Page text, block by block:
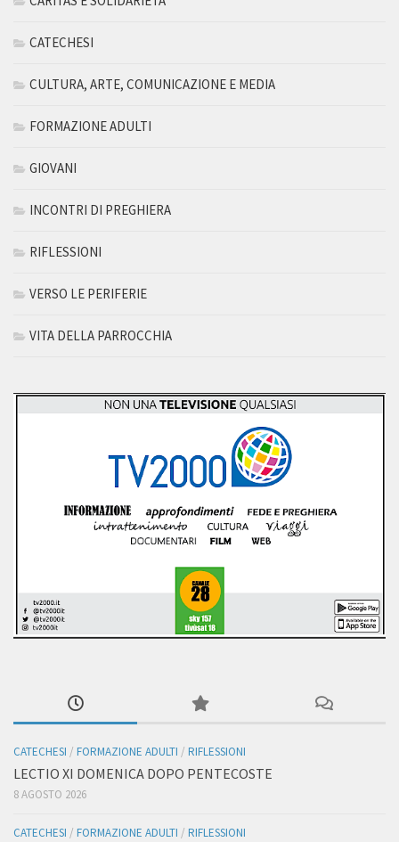
CATECHESI
CULTURA, ARTE, COMUNICAZIONE E MEDIA
FORMAZIONE ADULTI
GIOVANI
INCONTRI DI PREGHIERA
RIFLESSIONI
VERSO LE PERIFERIE
VITA DELLA PARROCCHIA
CATECHESI / FORMAZIONE ADULTI / RIFLESSIONI
LECTIO XI DOMENICA DOPO PENTECOSTE
8 AGOSTO 2026
CATECHESI / FORMAZIONE ADULTI / RIFLESSIONI